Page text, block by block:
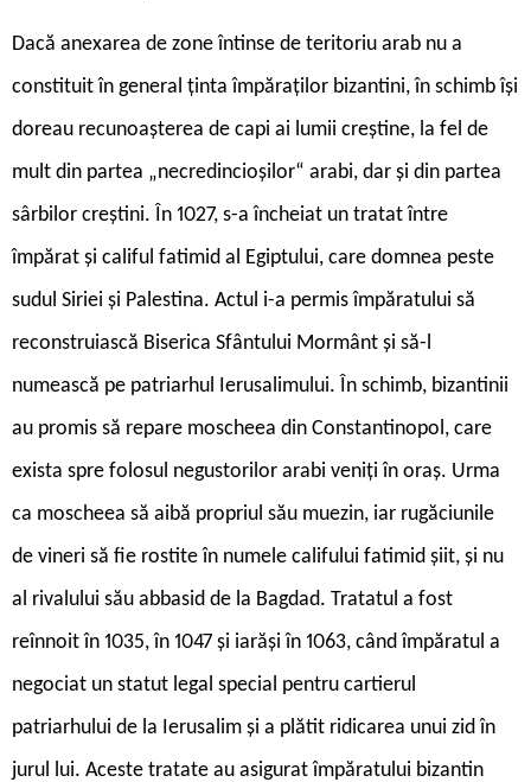
Dacă anexarea de zone întinse de teritoriu arab nu a
constituit în general ținta împăraților bizantini, în schimb își
doreau recunoașterea de capi ai lumii creștine, la fel de
mult din partea „necredincioșilor“ arabi, dar și din partea
sârbilor creștini. În 1027, s-a încheiat un tratat între
împărat și califul fatimid al Egiptului, care domnea peste
sudul Siriei și Palestina. Actul i-a permis împăratului să
reconstruiască Biserica Sfântului Mormânt și să-l
numească pe patriarhul Ierusalimului. În schimb, bizantinii
au promis să repare moscheea din Constantinopol, care
exista spre folosul negustorilor arabi veniți în oraș. Urma
ca moscheea să aibă propriul său muezin, iar rugăciunile
de vineri să fie rostite în numele califului fatimid șiit, și nu
al rivalului său abbasid de la Bagdad. Tratatul a fost
reînnoit în 1035, în 1047 și iarăși în 1063, când împăratul a
negociat un statut legal special pentru cartierul
patriarhului de la Ierusalim și a plătit ridicarea unui zid în
jurul lui. Aceste tratate au asigurat împăratului bizantin